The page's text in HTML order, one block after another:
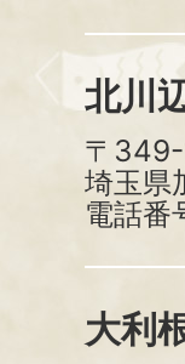
北川
〒
埼玉県
電話番
大利